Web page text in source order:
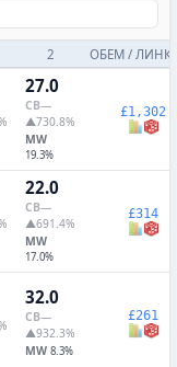
2 ОБЕМ /
27.0
CB—
▲730.8%
MW
19.3%
£1,302
22.0
CB—
▲691.4%
MW
17.0%
£314
32.0
CB—
▲932.3%
MW 8.3%
£261